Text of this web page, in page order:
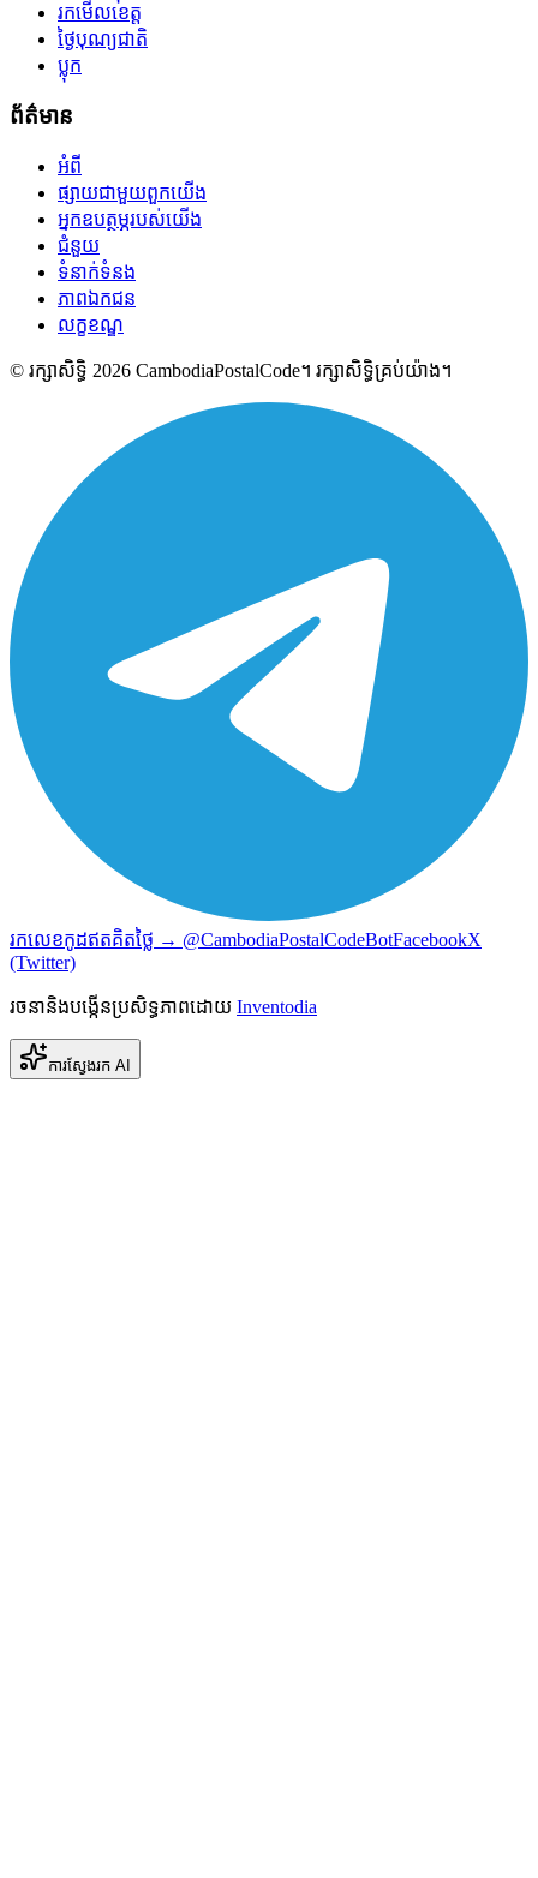
រកមើលខេត្ត
ថ្ងៃបុណ្យជាតិ
ប្លុក
ព័ត៌មាន
អំពី
ផ្សាយជាមួយពួកយើង
អ្នកឧបត្ថម្ភរបស់យើង
ជំនួយ
ទំនាក់ទំនង
ភាពឯកជន
លក្ខខណ្ឌ
© រក្សាសិទ្ធិ 2026 CambodiaPostalCode។ រក្សាសិទ្ធិគ្រប់យ៉ាង។
រកលេខកូដឥតគិតថ្លៃ → @CambodiaPostalCodeBotFacebookX
(Twitter)
រចនានិងបង្កើនប្រសិទ្ធភាពដោយ Inventodia
ការស្វែងរក AI